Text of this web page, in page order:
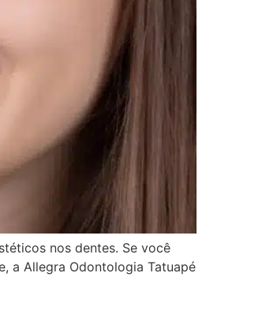
nos dentes. Se você
a Allegra Odontologia Tatuapé